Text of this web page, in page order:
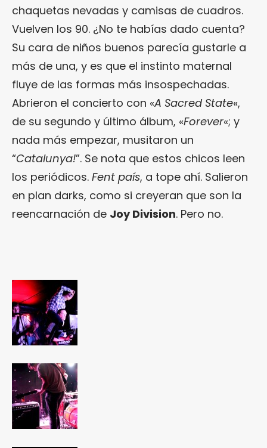
chaquetas nevadas y camisas de cuadros.
Vuelven los 90. ¿No te habías dado cuenta?
Su cara de niños buenos parecía gustarle a
más de una, y es que el instinto maternal
fluye de las formas más insospechadas.
Abrieron el concierto con «A Sacred State«,
de su segundo y último álbum, «Forever«; y
nada más empezar, musitaron un
“Catalunya!”. Se nota que estos chicos leen
los periódicos. Fent país, a tope ahí. Salieron
en plan darks, como si creyeran que son la
reencarnación de Joy Division. Pero no.